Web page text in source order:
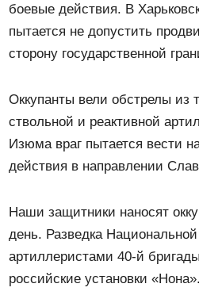
боевые действия. В
пытается не допустить
сторону государственной
Оккупанты вели обстрелы из
ствольной и реактивной
Изюма враг пытается вести
действия в направлении
Наши защитники наносят
день. Разведка
артиллеристами 40-й
российские установки «Нона».